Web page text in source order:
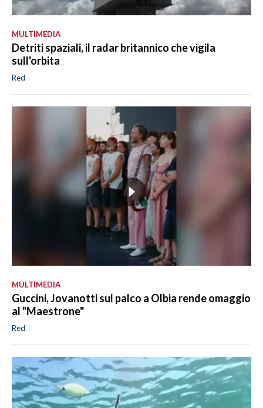
MULTIMEDIA
Detriti spaziali, il radar britannico che vigila
sull'orbita
Red
MULTIMEDIA
Guccini, Jovanotti sul palco a Olbia rende omaggio
al "Maestrone"
Red